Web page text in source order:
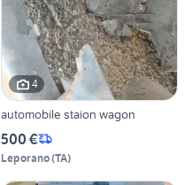
4
automobile staion wagon
500 €
Leporano(TA)